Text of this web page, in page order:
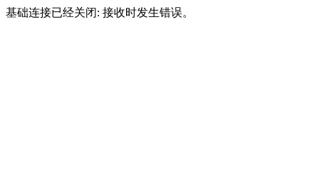
基础连接已经关闭: 接收时发生错误。